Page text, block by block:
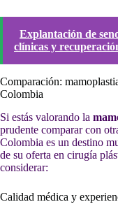
Explantación de
clínicas y
Comparación:
Colombia
Si estás valorando la
prudente comparar con
Colombia es un destino
de su oferta en cirugía
considerar:
Calidad médica y